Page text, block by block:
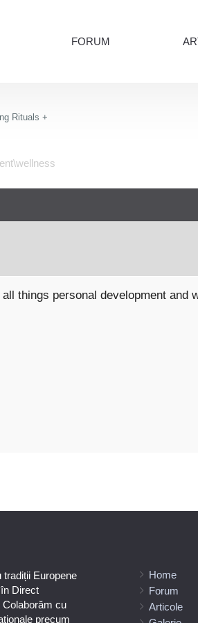
FORUM
Rituals +
things personal development and
Europene
Direct
Colaborăm cu
precum
Home
Forum
Articole